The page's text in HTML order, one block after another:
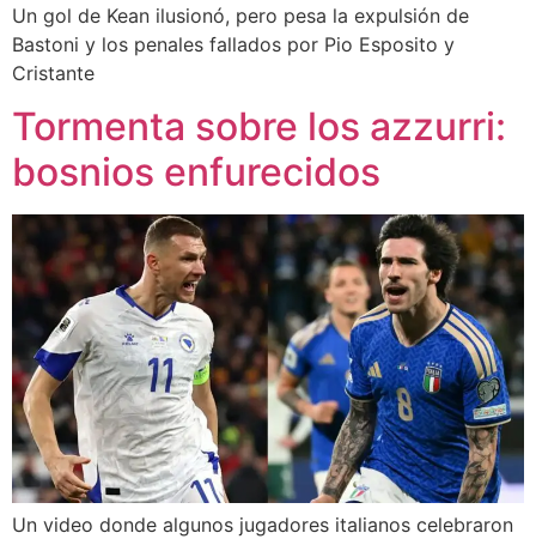
Un gol de Kean ilusionó, pero pesa la expulsión de
Bastoni y los penales fallados por Pio Esposito y
Cristante
Tormenta sobre los azzurri:
bosnios enfurecidos
Un video donde algunos jugadores italianos celebraron